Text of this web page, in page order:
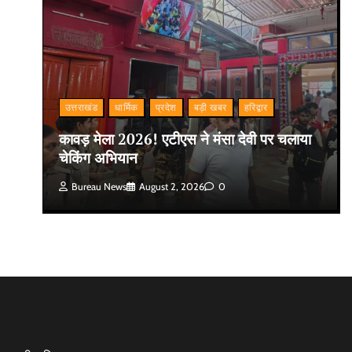
उत्तराखंड धार्मिक प्रदेश बड़ी खबर हरिद्वार
कावड़ मेला 2026! एटीएस ने मंसा देवी पर चलाया
चेकिंग अभियान
Bureau News August 2, 2026 0